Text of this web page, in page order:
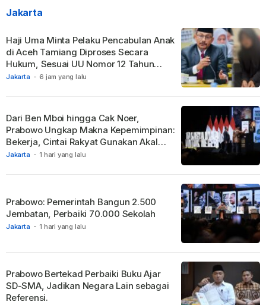
Jakarta
Jakarta - 6 jam yang lalu
Haji Uma Minta Pelaku Pencabulan Anak
di Aceh Tamiang Diproses Secara
Hukum, Sesuai UU Nomor 12 Tahun
2022 Tentang TPKS
Jakarta - 1 hari yang lalu
Dari Ben Mboi hingga Cak Noer,
Prabowo Ungkap Makna Kepemimpinan:
Bekerja, Cintai Rakyat Gunakan Akal
Sehat.
Jakarta - 1 hari yang lalu
Prabowo: Pemerintah Bangun 2.500
Jembatan, Perbaiki 70.000 Sekolah
Prabowo Bertekad Perbaiki Buku Ajar
SD-SMA, Jadikan Negara Lain sebagai
Referensi.